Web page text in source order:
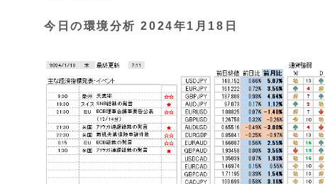
今日の環境分析 2024年1月18日